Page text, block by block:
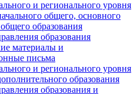
и регионального уровня
общего, основного
образования
образования
материалы и
письма
и регионального уровня
образования
образования и